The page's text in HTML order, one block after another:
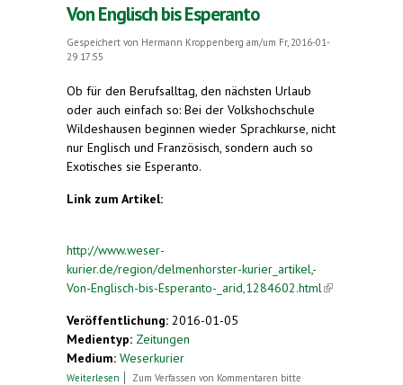
Von Englisch bis Esperanto
Gespeichert von Hermann Kroppenberg am/um Fr, 2016-01-
29 17:55
Ob für den Berufsalltag, den nächsten Urlaub
oder auch einfach so: Bei der Volkshochschule
Wildeshausen beginnen wieder Sprachkurse, nicht
nur Englisch und Französisch, sondern auch so
Exotisches sie Esperanto.
Link zum Artikel:
http://www.weser-
kurier.de/region/delmenhorster-kurier_artikel,-
Von-Englisch-bis-Esperanto-_arid,1284602.html (link is
Veröffentlichung: 2016-01-05
Medientyp: Zeitungen
Medium: Weserkurier
Weiterlesen über Von Englisch bis Esperanto
Zum Verfassen von Kommentaren bitte